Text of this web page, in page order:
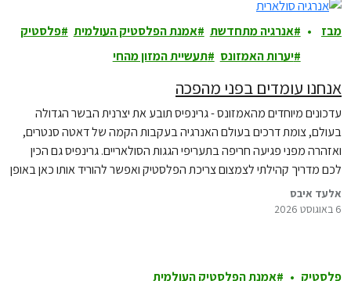
filtered results
מבז
אנרגיה מתחדשת אמנת הפלסטיק העולמית
פלסטיק
יערות האמזונס
תעשיית המזון מהחי
אנחנו עומדים בפני מהפכה
עדכונים מיוחדים מהאמזונס - גרינפיס תובע את יצרנית הבשר הגדולה
בעולם, צומת דרכים בעולם האנרגיה בעקבות הקמה של דאטה סנטרים,
ואזהרה מפני פגיעה חריפה בתעריפי הגגות הסולאריים. גרינפיס גם הכין
לכם מדריך קהילתי לצמצום צריכת הפלסטיק ואפשר להוריד אותו כאן באופן
בלעדי.
אלעד איבס
6 באוגוסט 2026
פלסטיק אמנת הפלסטיק העולמית